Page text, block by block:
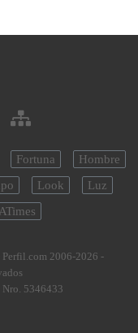
Fortuna
Hombre
Look
Luz
2006-2026 -
5346433